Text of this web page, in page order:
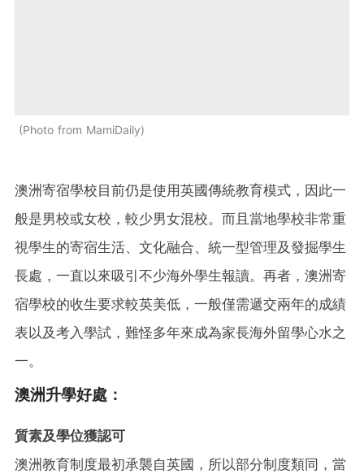
Photo from MamiDaily
澳洲寄宿學校目前仍是使用英國傳統教育模式，因此一
般是男校或女校，較少男女混校。而且當地學校非常重
視學生的寄宿生活、文化融合、統一型管理及發掘學生
長處，一直以來吸引不少海外學生報讀。再者，澳洲寄
宿學校的收生要求較英美低，一般僅需遞交兩年的成績
表以及考入學試，難怪多年來成為家長海外留學心水之
一。
澳洲升學好處：
質素及學位獲認可
澳洲教育制度最初承襲自英國，所以部分制度類同，當